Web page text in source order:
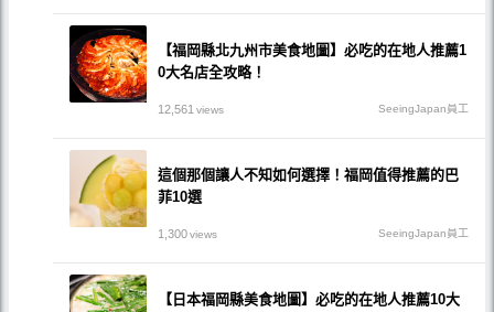
【福岡縣北九州市美食地圖】必吃的在地人推薦1
0大名店全攻略！
12,561views SeeingJapan員工
這個那個讓人不知如何選擇！福岡值得推薦的巴
菲10選
1,300views SeeingJapan員工
【日本福岡縣美食地圖】必吃的在地人推薦10大